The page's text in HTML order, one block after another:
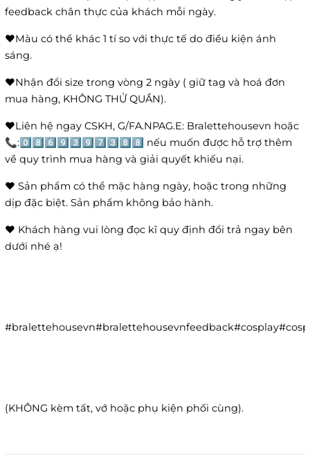
feedback chân thực của khách mỗi ngày.
❤️Màu có thể khác 1 tí so với thực tế do điều kiện ánh
sáng.
❤️Nhận đổi size trong vòng 2 ngày ( giữ tag và hoá đơn
mua hàng, KHÔNG THỬ QUẦN).
❤️Liên hệ ngay CSKH, G/FA.NPAG.E: Bralettehousevn hoặc
📞:0️⃣8️⃣6️⃣9️⃣3️⃣9️⃣7️⃣3️⃣8️⃣8️⃣ nếu muốn được hỗ trợ thêm
về quy trình mua hàng và giải quyết khiếu nại.
❤️ Sản phẩm có thể mặc hàng ngày, hoặc trong những
dịp đặc biệt. Sản phẩm không bảo hành.
❤️ Khách hàng vui lòng đọc kĩ quy định đổi trả ngay bên
dưới nhé ạ!
(KHÔNG kèm tất, vớ hoặc phụ kiện phối cùng).